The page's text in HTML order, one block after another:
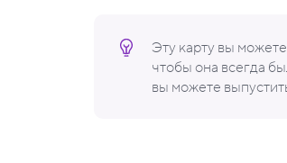
Эту карту вы
чтобы она всегда
вы можете